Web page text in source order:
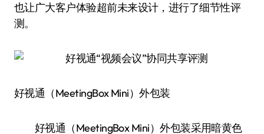
也让广大客户体验超前未来设计，进行了细节性评
测。
好视通（MeetingBox Mini）外包装
好视通（MeetingBox Mini）外包装采用暗黄色